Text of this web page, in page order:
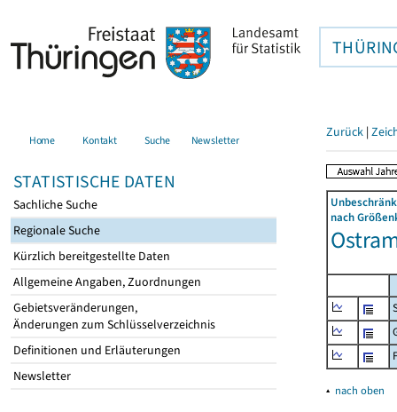
Home Kontakt Suche Newsletter
STATISTISCHE DATEN
Sachliche Suche
Regionale Suche
Kürzlich bereitgestellte Daten
Allgemeine Angaben, Zuordnungen
Gebietsveränderungen,
Änderungen zum Schlüsselverzeichnis
Definitionen und Erläuterungen
Newsletter
Zurück |
nach
▴ nach oben